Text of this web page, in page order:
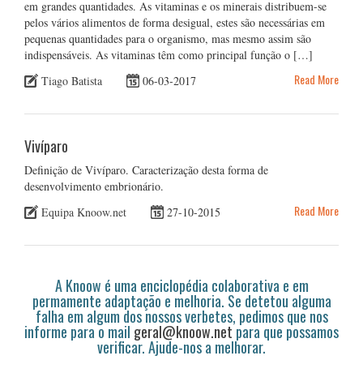
em grandes quantidades. As vitaminas e os minerais distribuem-se
pelos vários alimentos de forma desigual, estes são necessárias em
pequenas quantidades para o organismo, mas mesmo assim são
indispensáveis. As vitaminas têm como principal função o […]
Tiago Batista
06-03-2017 Read More
Vivíparo
Definição de Vivíparo. Caracterização desta forma de
desenvolvimento embrionário.
Equipa Knoow.net
27-10-2015 Read More
A Knoow é uma enciclopédia colaborativa e em
permamente adaptação e melhoria. Se detetou alguma
falha em algum dos nossos verbetes, pedimos que nos
informe para o mail geral@knoow.netpara que possamos
verificar. Ajude-nos a melhorar.